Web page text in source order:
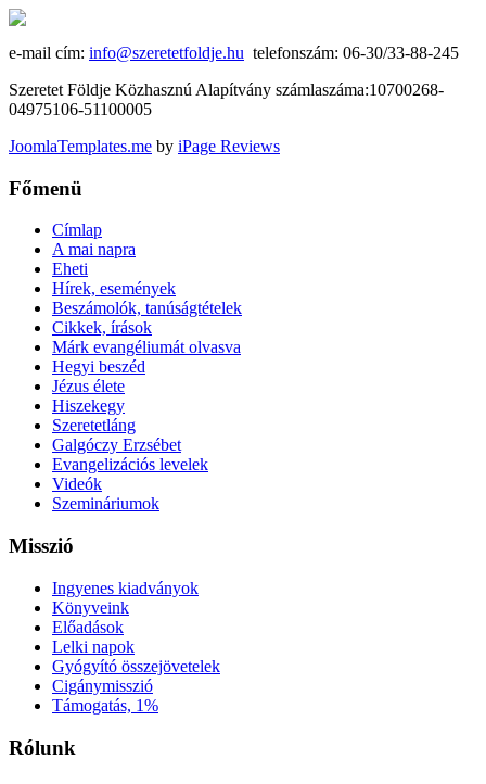
e-mail cím: info@szeretetfoldje.hu telefonszám: 06-30/33-88-245
Szeretet Földje Közhasznú Alapítvány számlaszáma:10700268-
04975106-51100005
JoomlaTemplates.me by iPage Reviews
Főmenü
Címlap
A mai napra
Eheti
Hírek, események
Beszámolók, tanúságtételek
Cikkek, írások
Márk evangéliumát olvasva
Hegyi beszéd
Jézus élete
Hiszekegy
Szeretetláng
Galgóczy Erzsébet
Evangelizációs levelek
Videók
Szemináriumok
Misszió
Ingyenes kiadványok
Könyveink
Előadások
Lelki napok
Gyógyító összejövetelek
Cigánymisszió
Támogatás, 1%
Rólunk